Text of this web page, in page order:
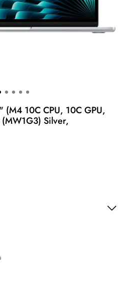
10C CPU, 10C GPU,
Silver,